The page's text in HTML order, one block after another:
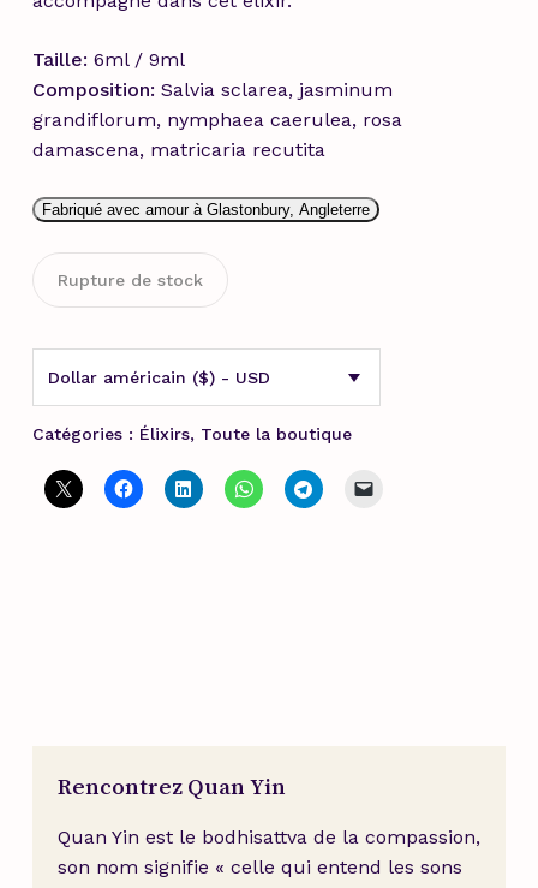
Taille: 6ml / 9ml
Composition: Salvia sclarea, jasminum
grandiflorum, nymphaea caerulea, rosa
damascena, matricaria recutita
Fabriqué avec amour à Glastonbury, Angleterre
Rupture de stock
Dollar américain ($) - USD
Catégories : Élixirs, Toute la boutique
Rencontrez Quan Yin
Quan Yin est le bodhisattva de la compassion,
son nom signifie « celle qui entend les sons